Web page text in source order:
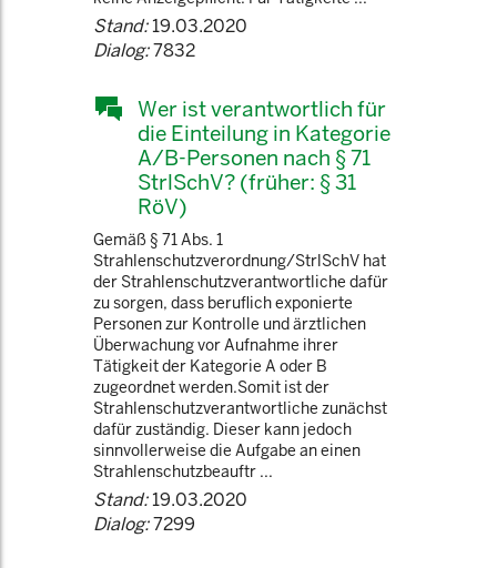
Stand:19.03.2020
Dialog:7832
Wer ist verantwortlich für
die Einteilung in Kategorie
A/B-Personen nach § 71
StrlSchV? (früher: § 31
RöV)
Gemäß § 71 Abs. 1
Strahlenschutzverordnung/StrlSchV hat
der Strahlenschutzverantwortliche dafür
zu sorgen, dass beruflich exponierte
Personen zur Kontrolle und ärztlichen
Überwachung vor Aufnahme ihrer
Tätigkeit der Kategorie A oder B
zugeordnet werden.Somit ist der
Strahlenschutzverantwortliche zunächst
dafür zuständig. Dieser kann jedoch
sinnvollerweise die Aufgabe an einen
Strahlenschutzbeauftr ...
Stand:19.03.2020
Dialog:7299